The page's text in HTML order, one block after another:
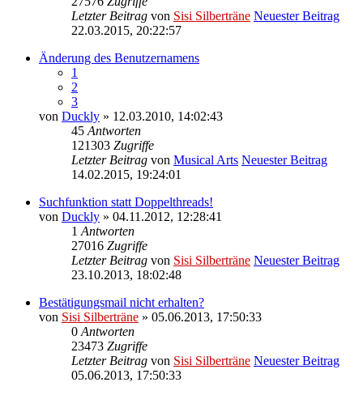
Letzter Beitrag von Sisi Silberträne Neuester Beitrag
22.03.2015, 20:22:57
Änderung des Benutzernamens
1
2
3
von Duckly » 12.03.2010, 14:02:43
45 Antworten
121303 Zugriffe
Letzter Beitrag von Musical Arts Neuester Beitrag
14.02.2015, 19:24:01
Suchfunktion statt Doppelthreads!
von Duckly » 04.11.2012, 12:28:41
1 Antworten
27016 Zugriffe
Letzter Beitrag von Sisi Silberträne Neuester Beitrag
23.10.2013, 18:02:48
Bestätigungsmail nicht erhalten?
von Sisi Silberträne » 05.06.2013, 17:50:33
0 Antworten
23473 Zugriffe
Letzter Beitrag von Sisi Silberträne Neuester Beitrag
05.06.2013, 17:50:33